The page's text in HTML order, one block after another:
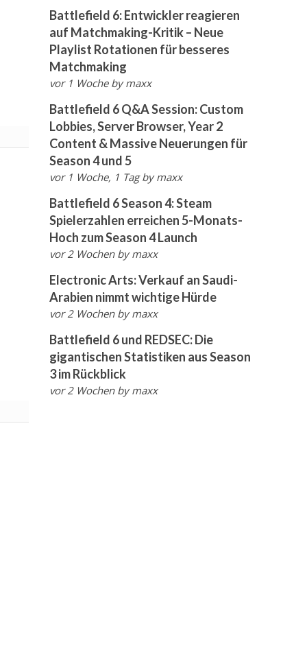
Battlefield 6: Entwickler reagieren
auf Matchmaking-Kritik – Neue
Playlist Rotationen für besseres
Matchmaking
vor 1 Woche bymaxx
Battlefield 6 Q&A Session: Custom
Lobbies, Server Browser, Year 2
Content & Massive Neuerungen für
Season 4 und 5
vor 1 Woche, 1 Tag bymaxx
Battlefield 6 Season 4: Steam
Spielerzahlen erreichen 5-Monats-
Hoch zum Season 4 Launch
vor 2 Wochen bymaxx
Electronic Arts: Verkauf an Saudi-
Arabien nimmt wichtige Hürde
vor 2 Wochen bymaxx
Battlefield 6 und REDSEC: Die
gigantischen Statistiken aus Season
3 im Rückblick
vor 2 Wochen bymaxx